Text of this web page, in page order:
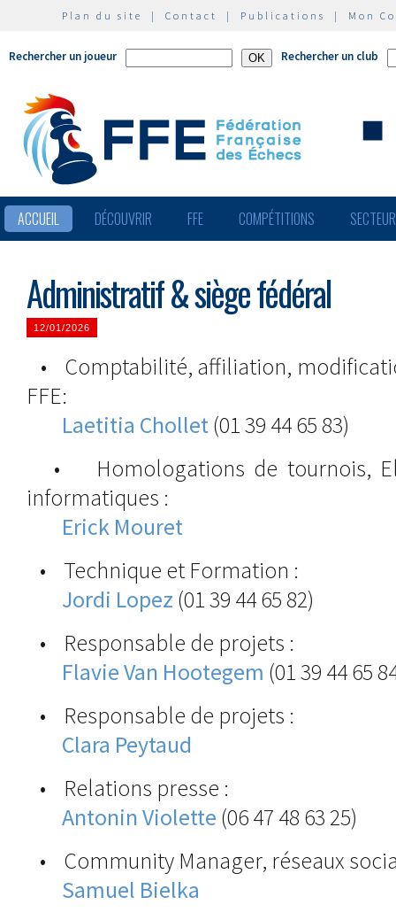
Plan du site | Contact | Publications | Mon
Rechercher un joueur Rechercher un club
ACCUEIL DÉCOUVRIR FFE COMPÉTITIONS
Administratif & siège fédéral
12/01/2026
• Comptabilité, affiliation,
FFE:
Laetitia Chollet(01 39 44 65 83)
• Homologations de tournois,
informatiques :
Erick Mouret
• Technique et Formation :
Jordi Lopez (01 39 44 65 82)
• Responsable de projets :
Flavie Van Hootegem (01 39 44 65
• Responsable de projets :
Clara Peytaud
• Relations presse :
Antonin Violette (06 47 48 63 25)
• Community Manager, réseaux
Samuel Bielka